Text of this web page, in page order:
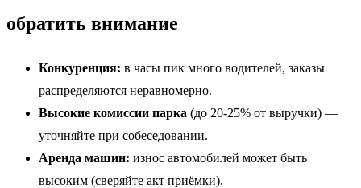
обратить внимание
Конкуренция: в часы пик много водителей, заказы
распределяются неравномерно.
Высокие комиссии парка (до 20-25% от выручки) —
уточняйте при собеседовании.
Аренда машин: износ автомобилей может быть
высоким (сверяйте акт приёмки).